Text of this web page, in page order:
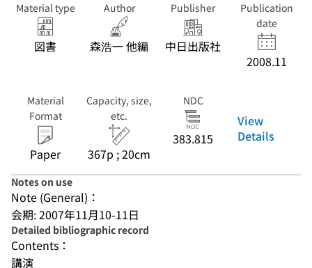
Material type
図書
Author
森浩一 他編
Publisher
中日出版社
Publication
date
2008.11
Material
Format
Paper
Capacity, size,
etc.
367p ; 20cm
NDC
383.815
View
Details
Notes on use
Note (General)：
会期: 2007年11月10-11日
Detailed bibliographic record
Contents：
講演